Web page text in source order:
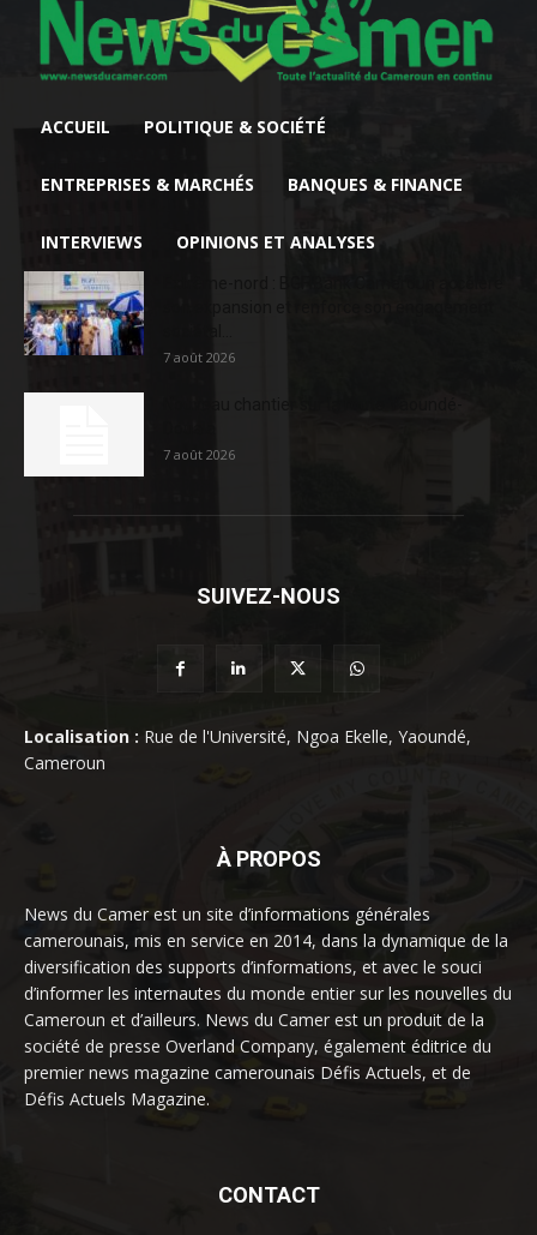
ACCUEIL POLITIQUE & SOCIÉTÉ
ENTREPRISES & MARCHÉS BANQUES & FINANCE
INTERVIEWS OPINIONS ET ANALYSES
7 août 2026
7 août 2026
SUIVEZ-NOUS
Localisation : Rue de l'Université, Ngoa Ekelle, Yaoundé,
Cameroun
À PROPOS
News du Camer est un site d’informations générales
camerounais, mis en service en 2014, dans la dynamique de la
diversification des supports d’informations, et avec le souci
d’informer les internautes du monde entier sur les nouvelles du
Cameroun et d’ailleurs. News du Camer est un produit de la
société de presse Overland Company, également éditrice du
premier news magazine camerounais Défis Actuels, et de
Défis Actuels Magazine.
CONTACT